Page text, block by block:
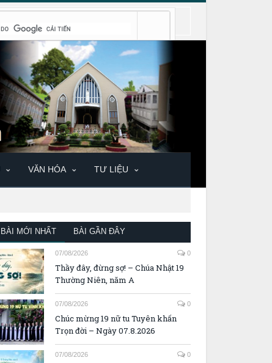
VĂN HÓA TƯ LIỆU
BÀI MỚI NHẤT BÀI GẦN ĐÂY
07/08/2026 0
Thầy đây, đừng sợ! – Chúa Nhật 19
Thường Niên, năm A
07/08/2026 0
Chúc mừng 19 nữ tu Tuyên khấn
Trọn đời – Ngày 07.8.2026
07/08/2026 0